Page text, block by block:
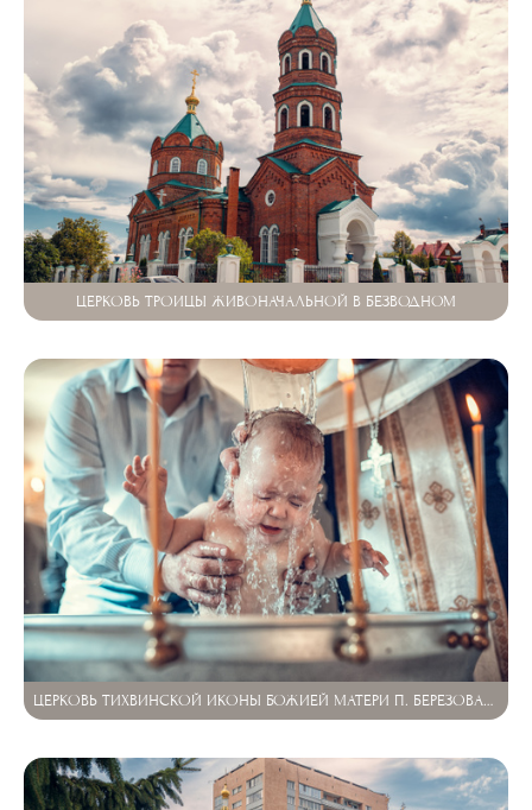
ЦЕРКОВЬ ТРОИЦЫ ЖИВОНАЧАЛЬНОЙ В БЕЗВОДНОМ
ЦЕРКОВЬ ТИХВИНСКОЙ ИКОНЫ БОЖИЕЙ МАТЕРИ П. БЕРЕЗОВАЯ ПОЙМА